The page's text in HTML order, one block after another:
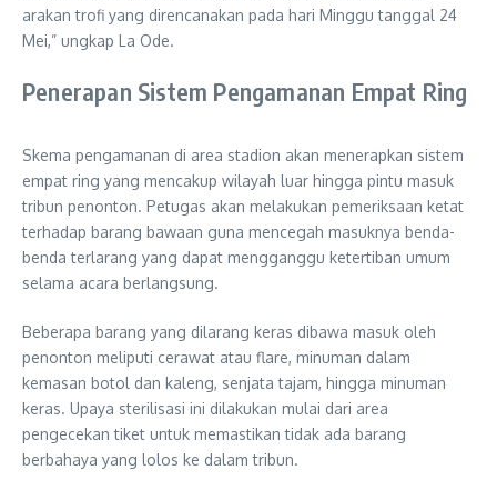
arakan trofi yang direncanakan pada hari Minggu tanggal 24
Mei,” ungkap La Ode.
Penerapan Sistem Pengamanan Empat Ring
Skema pengamanan di area stadion akan menerapkan sistem
empat ring yang mencakup wilayah luar hingga pintu masuk
tribun penonton. Petugas akan melakukan pemeriksaan ketat
terhadap barang bawaan guna mencegah masuknya benda-
benda terlarang yang dapat mengganggu ketertiban umum
selama acara berlangsung.
Beberapa barang yang dilarang keras dibawa masuk oleh
penonton meliputi cerawat atau flare, minuman dalam
kemasan botol dan kaleng, senjata tajam, hingga minuman
keras. Upaya sterilisasi ini dilakukan mulai dari area
pengecekan tiket untuk memastikan tidak ada barang
berbahaya yang lolos ke dalam tribun.